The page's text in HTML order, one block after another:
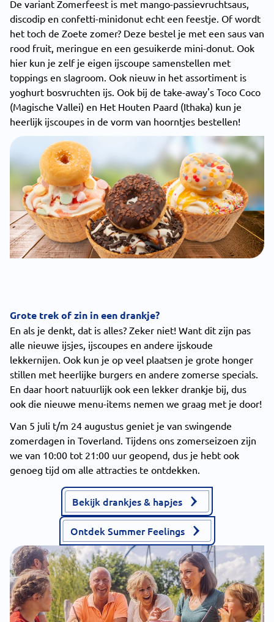
De variant Zomerfeest is met mango-passievruchtsaus,
discodip en confetti-minidonut echt een feestje. Of wordt
het toch de Zoete zomer? Deze bestel je met een saus van
rood fruit, meringue en een gesuikerde mini-donut. Ook
hier kun je zelf je eigen ijscoupe samenstellen met
toppings en slagroom. Ook nieuw in het assortiment is
yoghurt bosvruchten ijs. Ook bij de take-away's Toco Coco
(Magische Vallei) en Het Houten Paard (Ithaka) kun je
heerlijk ijscoupes in de vorm van hoorntjes bestellen!
Grote trek of zin in een drankje?
En als je denkt, dat is alles? Zeker niet! Want dit zijn pas
alle nieuwe ijsjes, ijscoupes en andere ijskoude
lekkernijen. Ook kun je op veel plaatsen je grote honger
stillen met heerlijke burgers en andere zomerse specials.
En daar hoort natuurlijk ook een lekker drankje bij, dus
ook die nieuwe menu-items nemen we graag met je door!
Van 5 juli t/m 24 augustus geniet je van swingende
zomerdagen in Toverland. Tijdens ons zomerseizoen zijn
we van 10:00 tot 21:00 uur geopend, dus je hebt ook
genoeg tijd om alle attracties te ontdekken.
Bekijk drankjes & hapjes
Ontdek Summer Feelings